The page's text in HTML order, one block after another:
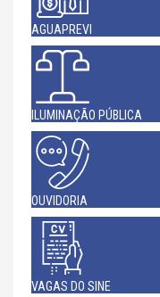
AGUAPREVI
ILUMINAÇÃO PÚBLICA
OUVIDORIA
VAGAS DO SINE